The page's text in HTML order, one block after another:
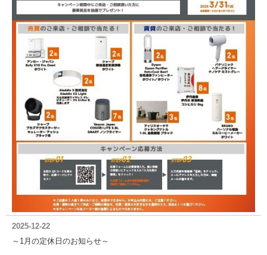
2025-12-22
～1月の定休日のお知らせ～